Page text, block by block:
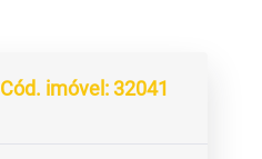
Cód. imóvel: 32041